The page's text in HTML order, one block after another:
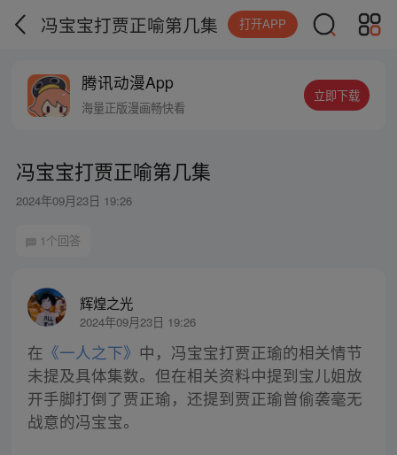
冯宝宝打贾正喻第几集 打开APP
腾讯动漫App
海量正版漫画畅快看
立即下载
冯宝宝打贾正喻第几集
2024年09月23日 19:26
1个回答
辉煌之光
2024年09月23日 19:26
在 《一人之下》 中，冯宝宝打贾正瑜的相关情节
未提及具体集数。但在相关资料中提到宝儿姐放
开手脚打倒了贾正瑜，还提到贾正瑜曾偷袭毫无
战意的冯宝宝。